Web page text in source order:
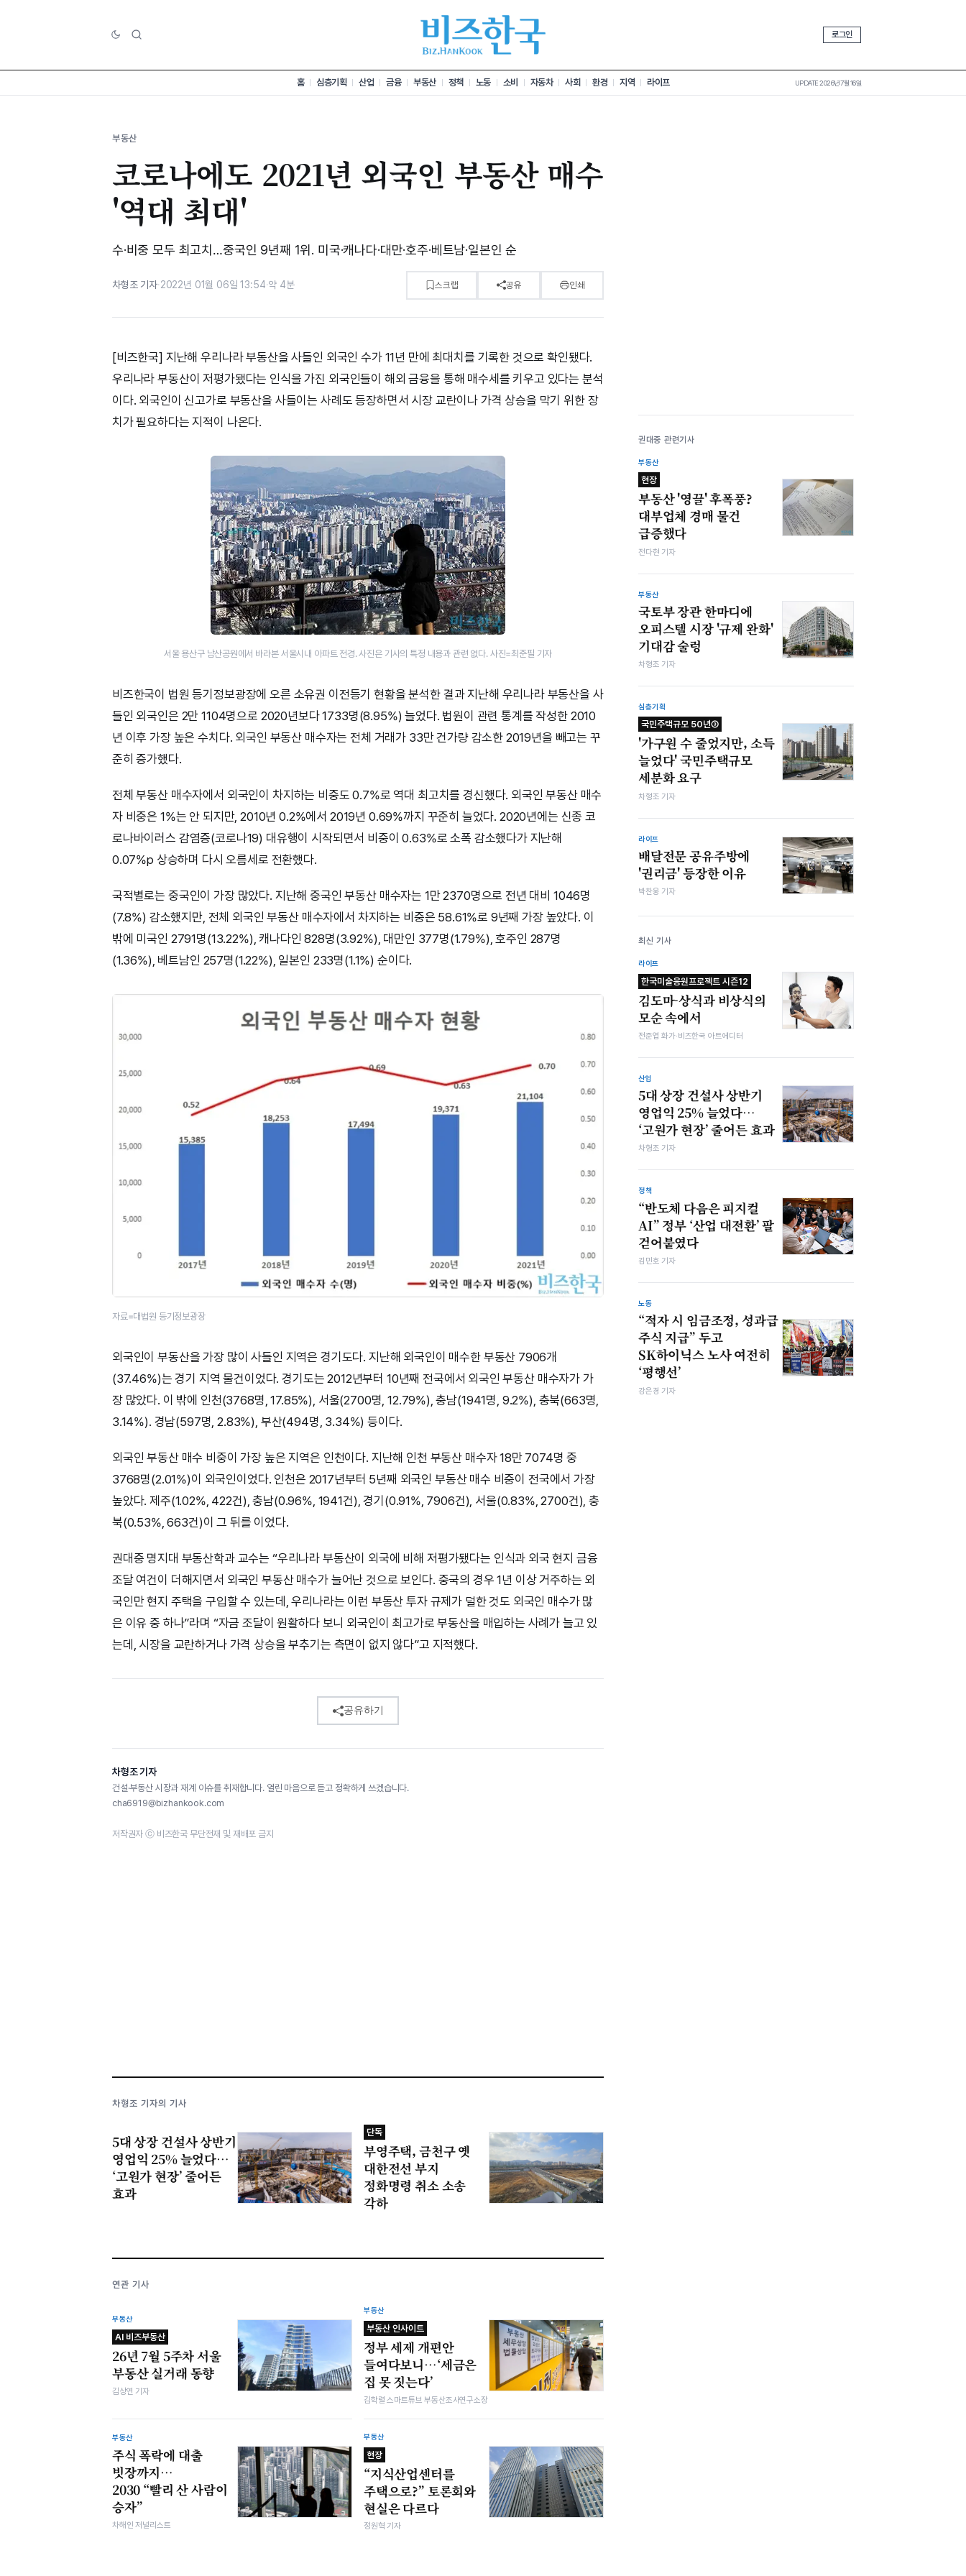
로그인
홈 심층기획 산업 금융 부동산 정책 노동 소비 자동차 사회 환경 지역 라이프 UPDATE 2026년 7월 16일
부동산
코로나에도 2021년 외국인 부동산 매수
'역대 최대'
수·비중 모두 최고치…중국인 9년째 1위. 미국·캐나다·대만·호주·베트남·일본인 순
차형조 기자·2022년 01월 06일 13:54·약 4분 스크랩 공유 인쇄
[비즈한국] 지난해 우리나라 부동산을 사들인 외국인 수가 11년 만에 최대치를 기록한 것으로 확인됐다.
우리나라 부동산이 저평가됐다는 인식을 가진 외국인들이 해외 금융을 통해 매수세를 키우고 있다는 분석
이다. 외국인이 신고가로 부동산을 사들이는 사례도 등장하면서 시장 교란이나 가격 상승을 막기 위한 장
치가 필요하다는 지적이 나온다.
서울 용산구 남산공원에서 바라본 서울시내 아파트 전경. 사진은 기사의 특정 내용과 관련 없다. 사진=최준필 기자
비즈한국이 법원 등기정보광장에 오른 소유권 이전등기 현황을 분석한 결과 지난해 우리나라 부동산을 사
들인 외국인은 2만 1104명으로 2020년보다 1733명(8.95%) 늘었다. 법원이 관련 통계를 작성한 2010
년 이후 가장 높은 수치다. 외국인 부동산 매수자는 전체 거래가 33만 건가량 감소한 2019년을 빼고는 꾸
준히 증가했다.
전체 부동산 매수자에서 외국인이 차지하는 비중도 0.7%로 역대 최고치를 경신했다. 외국인 부동산 매수
자 비중은 1%는 안 되지만, 2010년 0.2%에서 2019년 0.69%까지 꾸준히 늘었다. 2020년에는 신종 코
로나바이러스 감염증(코로나19) 대유행이 시작되면서 비중이 0.63%로 소폭 감소했다가 지난해
0.07%p 상승하며 다시 오름세로 전환했다.
국적별로는 중국인이 가장 많았다. 지난해 중국인 부동산 매수자는 1만 2370명으로 전년 대비 1046명
(7.8%) 감소했지만, 전체 외국인 부동산 매수자에서 차지하는 비중은 58.61%로 9년째 가장 높았다. 이
밖에 미국인 2791명(13.22%), 캐나다인 828명(3.92%), 대만인 377명(1.79%), 호주인 287명
(1.36%), 베트남인 257명(1.22%), 일본인 233명(1.1%) 순이다.
자료=대법원 등기정보광장
외국인이 부동산을 가장 많이 사들인 지역은 경기도다. 지난해 외국인이 매수한 부동산 7906개
(37.46%)는 경기 지역 물건이었다. 경기도는 2012년부터 10년째 전국에서 외국인 부동산 매수자가 가
장 많았다. 이 밖에 인천(3768명, 17.85%), 서울(2700명, 12.79%), 충남(1941명, 9.2%), 충북(663명,
3.14%). 경남(597명, 2.83%), 부산(494명, 3.34%) 등이다.
외국인 부동산 매수 비중이 가장 높은 지역은 인천이다. 지난해 인천 부동산 매수자 18만 7074명 중
3768명(2.01%)이 외국인이었다. 인천은 2017년부터 5년째 외국인 부동산 매수 비중이 전국에서 가장
높았다. 제주(1.02%, 422건), 충남(0.96%, 1941건), 경기(0.91%, 7906건), 서울(0.83%, 2700건), 충
북(0.53%, 663건)이 그 뒤를 이었다.
권대중 명지대 부동산학과 교수는 “우리나라 부동산이 외국에 비해 저평가됐다는 인식과 외국 현지 금융
조달 여건이 더해지면서 외국인 부동산 매수가 늘어난 것으로 보인다. 중국의 경우 1년 이상 거주하는 외
국인만 현지 주택을 구입할 수 있는데, 우리나라는 이런 부동산 투자 규제가 덜한 것도 외국인 매수가 많
은 이유 중 하나”라며 “자금 조달이 원활하다 보니 외국인이 최고가로 부동산을 매입하는 사례가 늘고 있
는데, 시장을 교란하거나 가격 상승을 부추기는 측면이 없지 않다”고 지적했다.
공유하기
차형조 기자
건설·부동산 시장과 재계 이슈를 취재합니다. 열린 마음으로 듣고 정확하게 쓰겠습니다.
cha6919@bizhankook.com
저작권자 ⓒ 비즈한국 무단전재 및 재배포 금지
차형조 기자의 기사
5대 상장 건설사 상반기
영업익 25% 늘었다…
‘고원가 현장’ 줄어든
효과
단독
부영주택, 금천구 옛
대한전선 부지
정화명령 취소 소송
각하
연관 기사
부동산
AI 비즈부동산
26년 7월 5주차 서울
부동산 실거래 동향
김상연 기자
부동산
부동산 인사이트
정부 세제 개편안
들여다보니…‘세금은
집 못 짓는다’
김학렬 스마트튜브 부동산조사연구소장
부동산
주식 폭락에 대출
빗장까지…
2030 “빨리 산 사람이
승자”
차해인 저널리스트
부동산
현장
“지식산업센터를
주택으로?” 토론회와
현실은 다르다
정원혁 기자
권대중 관련기사
부동산
현장
부동산 '영끌' 후폭풍?
대부업체 경매 물건
급증했다
전다현 기자
부동산
국토부 장관 한마디에
오피스텔 시장 '규제 완화'
기대감 술렁
차형조 기자
심층기획
국민주택규모 50년③
'가구원 수 줄었지만, 소득
늘었다' 국민주택규모
세분화 요구
차형조 기자
라이프
배달전문 공유주방에
'권리금' 등장한 이유
박찬웅 기자
최신 기사
라이프
한국미술응원프로젝트 시즌12
김도마-상식과 비상식의
모순 속에서
전준엽 화가·비즈한국 아트에디터
산업
5대 상장 건설사 상반기
영업익 25% 늘었다…
‘고원가 현장’ 줄어든 효과
차형조 기자
정책
“반도체 다음은 피지컬
AI” 정부 ‘산업 대전환’ 팔
걷어붙였다
김민호 기자
노동
“적자 시 임금조정, 성과급
주식 지급” 두고
SK하이닉스 노사 여전히
‘평행선’
강은경 기자